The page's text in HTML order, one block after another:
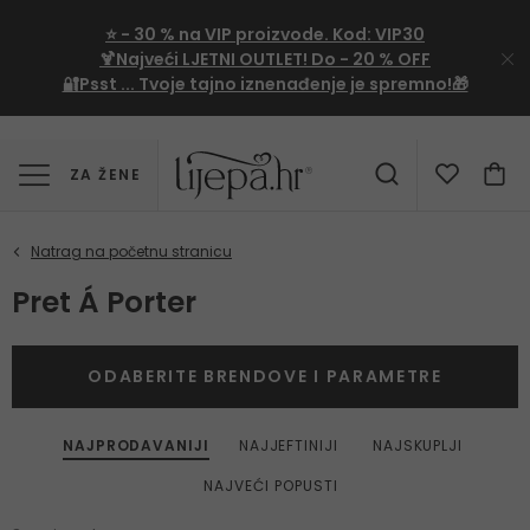
⭐ - 30 % na VIP proizvode. Kod: VIP30
🍹Najveći LJETNI OUTLET! Do - 20 % OFF
🔐Psst ... Tvoje tajno iznenađenje je spremno!🎁
ZA ŽENE
Pret Á Porter
NAJPRODAVANIJI NAJJEFTINIJI
NAJSKUPLJI
NAJVEĆI POPUSTI
ODABERITE BRENDOVE I PARAMETRE